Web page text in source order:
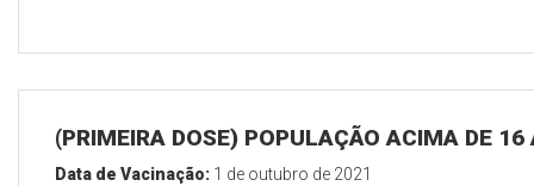
(PRIMEIRA DOSE) POPULAÇÃO ACIMA DE 16
Data de Vacinação: 1 de outubro de 2021